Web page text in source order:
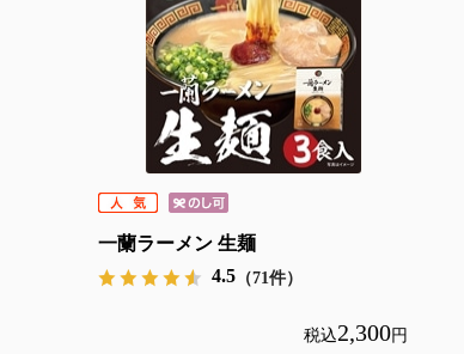
一蘭ラーメン 生麺
4.5 （71件）
税込2,300円